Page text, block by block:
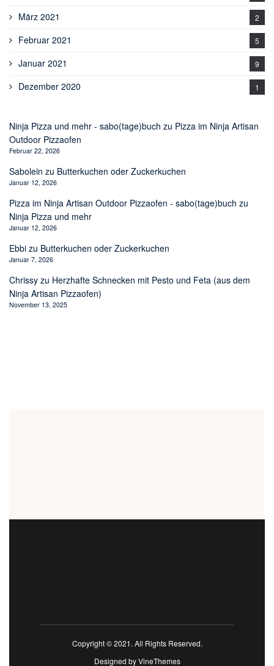
März 2021 2
Februar 2021 5
Januar 2021 9
Dezember 2020 1
Ninja Pizza und mehr - sabo(tage)buch zu Pizza im Ninja Artisan
Outdoor Pizzaofen
Februar 22, 2026
Sabolein zu Butterkuchen oder Zuckerkuchen
Januar 12, 2026
Pizza im Ninja Artisan Outdoor Pizzaofen - sabo(tage)buch zu
Ninja Pizza und mehr
Januar 12, 2026
Ebbi zu Butterkuchen oder Zuckerkuchen
Januar 7, 2026
Chrissy zu Herzhafte Schnecken mit Pesto und Feta (aus dem
Ninja Artisan Pizzaofen)
November 13, 2025
Copyright © 2021. All Rights Reserved.
Designed byVineThemes